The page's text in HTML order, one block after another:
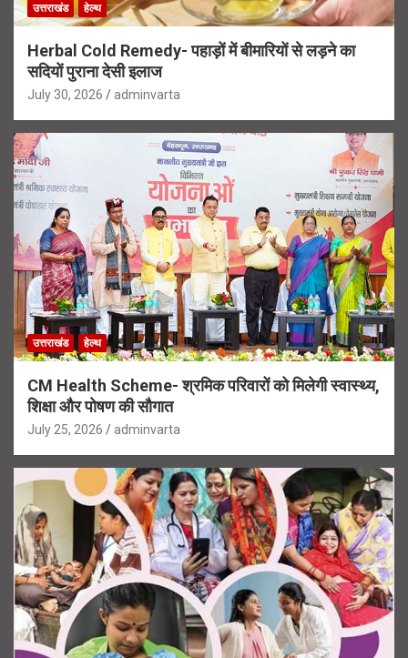
उत्तराखंड हेल्थ
Herbal Cold Remedy- पहाड़ों में बीमारियों से लड़ने का
सदियों पुराना देसी इलाज
July 30, 2026 adminvarta
उत्तराखंड हेल्थ
CM Health Scheme- श्रमिक परिवारों को मिलेगी स्वास्थ्य,
शिक्षा और पोषण की सौगात
July 25, 2026 adminvarta